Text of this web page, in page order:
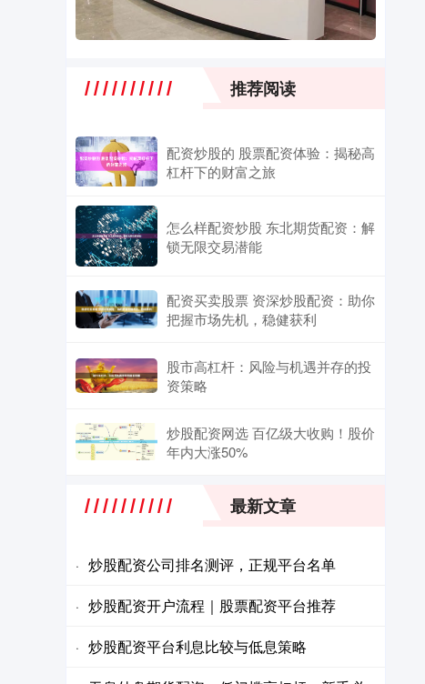
推荐阅读
配资炒股的 股票配资体验：揭秘高
杠杆下的财富之旅
怎么样配资炒股 东北期货配资：解
锁无限交易潜能
配资买卖股票 资深炒股配资：助你
把握市场先机，稳健获利
股市高杠杆：风险与机遇并存的投
资策略
炒股配资网选 百亿级大收购！股价
年内大涨50%
最新文章
· 炒股配资公司排名测评，正规平台名单
· 炒股配资开户流程｜股票配资平台推荐
· 炒股配资平台利息比较与低息策略